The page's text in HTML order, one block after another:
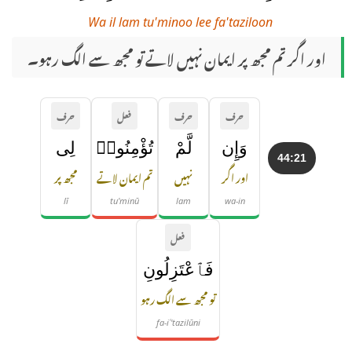
Wa il lam tu'minoo lee fa'taziloon
اور اگر تم مجھ پر ایمان نہیں لاتے تو مجھ سے الگ رہو۔
44:21
حرف
وَإِن
اور اگر
wa-in
حرف
لَّمْ
نہیں
lam
فعل
تُؤْمِنُوا۟
تم ایمان لاتے
tu'minū
حرف
لِى
مجھ پر
lī
فعل
فَٱعْتَزِلُونِ
تو مجھ سے الگ رہو
fa-iʿ'tazilūni